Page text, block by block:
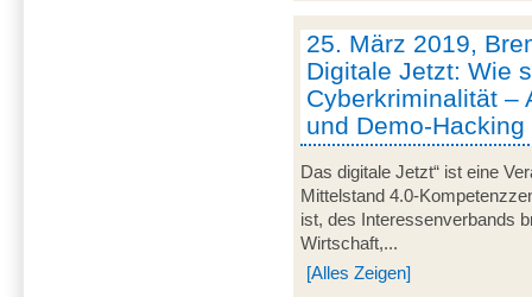
25. März 2019,
Digitale Jetzt: Wie
Cyberkriminalität –
und Demo-Hacking
Das digitale Jetzt“ ist eine
Mittelstand 4.0-
ist, des Interessenverbands
Wirtschaft,...
[Alles Zeigen]